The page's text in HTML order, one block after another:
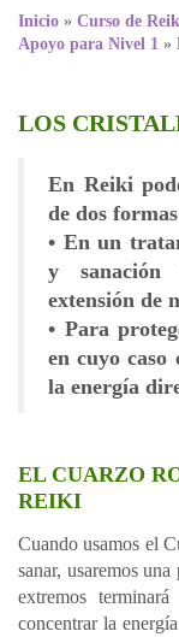
Inicio » Curso de
Apoyo para Nivel 1 »
LOS
En Reiki
de dos
• En un
y sanación
extensión de
• Para
en cuyo
la energía
EL CUARZO
REIKI
Cuando usamos el
sanar, usaremos
extremos
concentrar la